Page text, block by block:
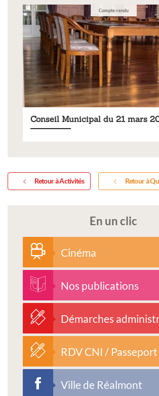
Compte-rendu
Conseil Municipal du 21 mars
Retour à Activités Retour à
En un clic
Cinéma
Nos publications
Démarches
RDV CNI / Passeport
Ville de Réalmont